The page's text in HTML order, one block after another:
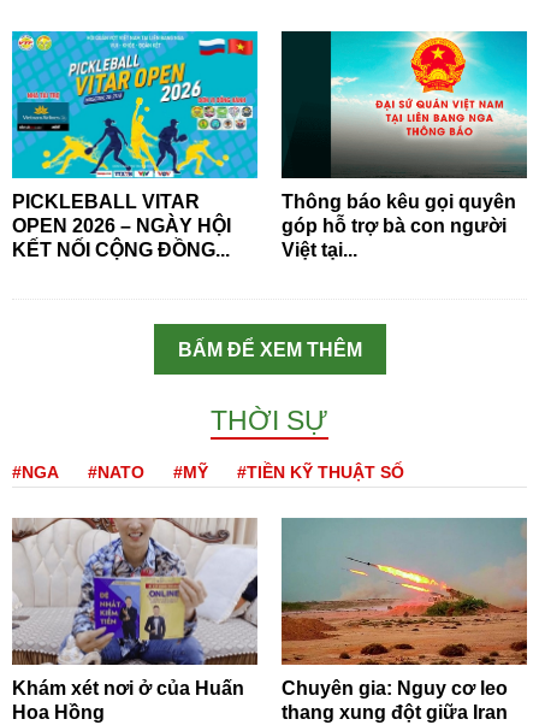
PICKLEBALL VITAR
OPEN 2026 – NGÀY HỘI
KẾT NỐI CỘNG ĐỒNG...
Thông báo kêu gọi quyên
góp hỗ trợ bà con người
Việt tại...
BẤM ĐỂ XEM THÊM
THỜI SỰ
#NGA #NATO #MỸ #TIỀN KỸ THUẬT SỐ
Khám xét nơi ở của Huấn
Hoa Hồng
Chuyên gia: Nguy cơ leo
thang xung đột giữa Iran